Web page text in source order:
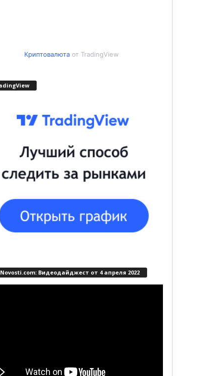
Криптовалютаот TradingView
Видеодайджест от 4 апреля 2022